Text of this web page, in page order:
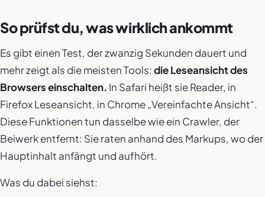
So prüfst du, was wirklich ankommt
Es gibt einen Test, der zwanzig Sekunden dauert und
mehr zeigt als die meisten Tools:die Leseansicht des
Browsers einschalten. In Safari heißt sie Reader, in
Firefox Leseansicht, in Chrome „Vereinfachte Ansicht“.
Diese Funktionen tun dasselbe wie ein Crawler, der
Beiwerk entfernt: Sie raten anhand des Markups, wo der
Hauptinhalt anfängt und aufhört.
Was du dabei siehst: